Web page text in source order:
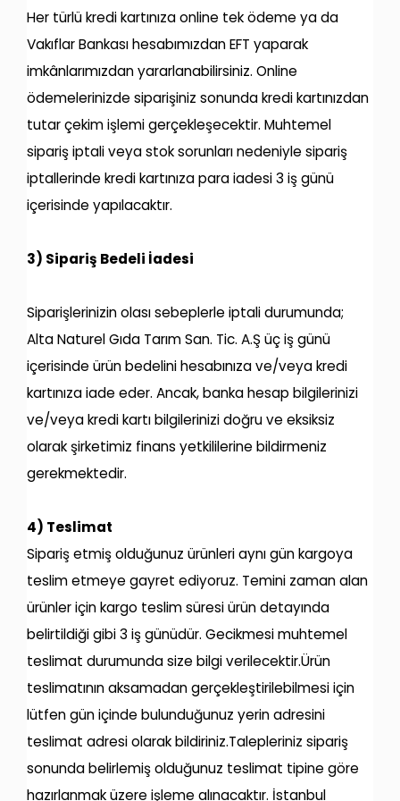
Her türlü kredi kartınıza online tek ödeme ya da
Vakıflar Bankası hesabımızdan EFT yaparak
imkânlarımızdan yararlanabilirsiniz. Online
ödemelerinizde siparişiniz sonunda kredi kartınızdan
tutar çekim işlemi gerçekleşecektir. Muhtemel
sipariş iptali veya stok sorunları nedeniyle sipariş
iptallerinde kredi kartınıza para iadesi 3 iş günü
içerisinde yapılacaktır.
3) Sipariş Bedeli İadesi
Siparişlerinizin olası sebeplerle iptali durumunda;
Alta Naturel Gıda Tarım San. Tic. A.Ş üç iş günü
içerisinde ürün bedelini hesabınıza ve/veya kredi
kartınıza iade eder. Ancak, banka hesap bilgilerinizi
ve/veya kredi kartı bilgilerinizi doğru ve eksiksiz
olarak şirketimiz finans yetkililerine bildirmeniz
gerekmektedir.
4) Teslimat
Sipariş etmiş olduğunuz ürünleri aynı gün kargoya
teslim etmeye gayret ediyoruz. Temini zaman alan
ürünler için kargo teslim süresi ürün detayında
belirtildiği gibi 3 iş günüdür. Gecikmesi muhtemel
teslimat durumunda size bilgi verilecektir.Ürün
teslimatının aksamadan gerçekleştirilebilmesi için
lütfen gün içinde bulunduğunuz yerin adresini
teslimat adresi olarak bildiriniz.Talepleriniz sipariş
sonunda belirlemiş olduğunuz teslimat tipine göre
hazırlanmak üzere işleme alınacaktır. İstanbul